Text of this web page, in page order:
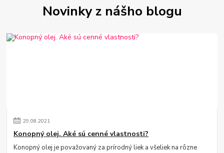
Novinky z nášho blogu
29.08.2021
Konopný olej. Aké sú cenné vlastnosti?
Konopný olej je považovaný za prírodný liek a všeliek na rôzne